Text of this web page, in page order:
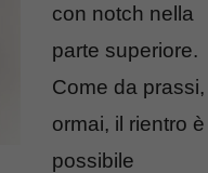
con notch nella
parte superiore.
Come da prassi,
ormai, il rientro è
possibile